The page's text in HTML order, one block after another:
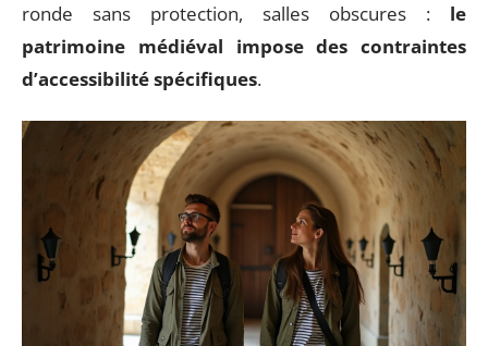
ronde sans protection, salles obscures : le
patrimoine médiéval impose des contraintes
d’accessibilité spécifiques.